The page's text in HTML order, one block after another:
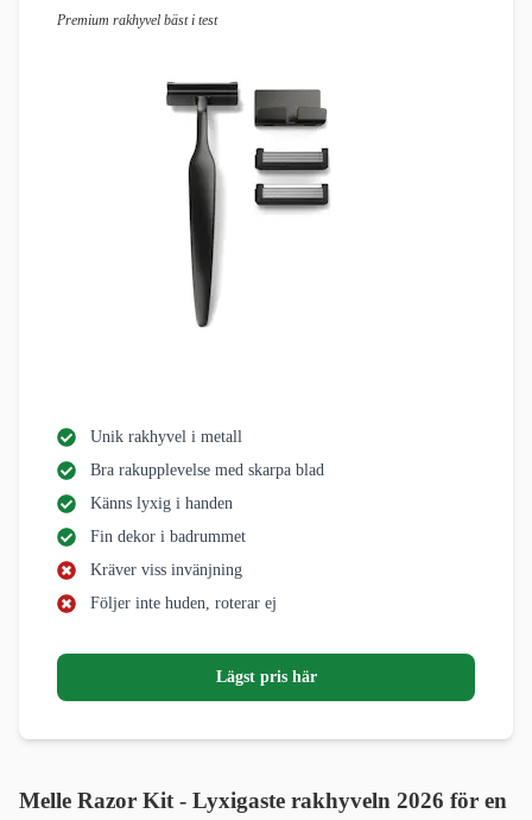
Premium rakhyvel bäst i test
Unik rakhyvel i metall
Bra rakupplevelse med skarpa blad
Känns lyxig i handen
Fin dekor i badrummet
Kräver viss invänjning
Följer inte huden, roterar ej
Lägst pris här
Melle Razor Kit - Lyxigaste rakhyveln 2026 för en